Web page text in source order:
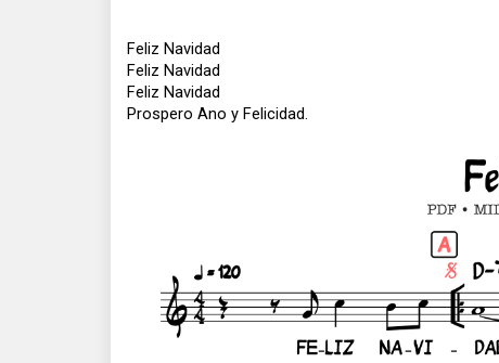
Feliz Navidad
Feliz Navidad
Feliz Navidad
Prospero Ano y Felicidad.